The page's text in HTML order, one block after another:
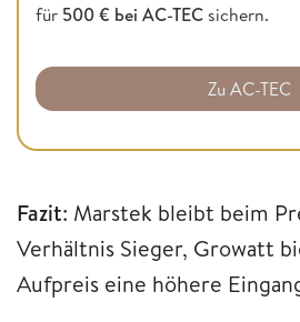
für 500 € bei AC-TEC sichern.
Zu AC-TEC
Fazit: Marstek bleibt beim
Verhältnis Sieger, Growatt
Aufpreis eine höhere